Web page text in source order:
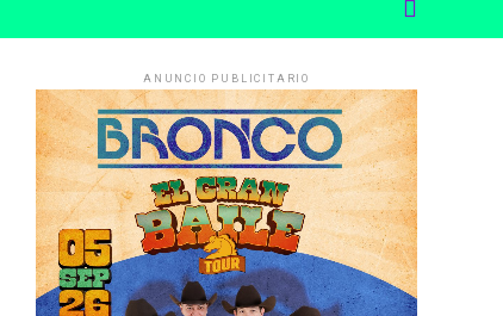
ANUNCIO PUBLICITARIO